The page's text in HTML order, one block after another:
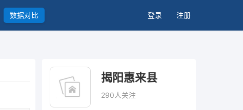
数据对比 登录 注册
揭阳惠来县
290人关注